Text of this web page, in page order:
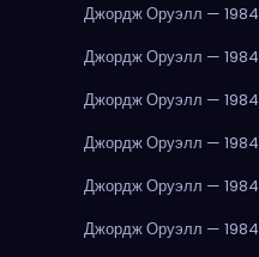
Джордж Оруэлл — 1984
Джордж Оруэлл — 1984
Джордж Оруэлл — 1984
Джордж Оруэлл — 1984
Джордж Оруэлл — 1984
Джордж Оруэлл — 1984